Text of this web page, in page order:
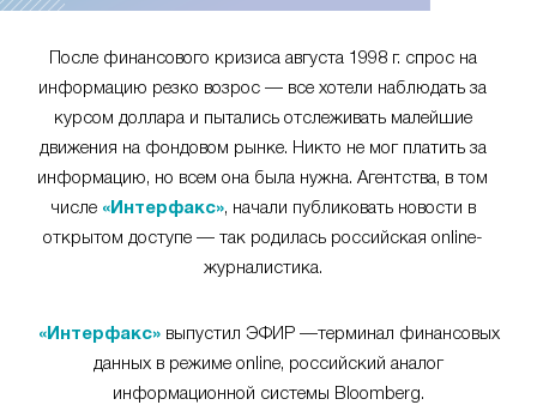
После финансового кризиса августа 1998 г. спрос на
информацию резко возрос — все хотели наблюдать за
курсом доллара и пытались отслеживать малейшие
движения на фондовом рынке. Никто не мог платить за
информацию, но всем она была нужна. Агентства, в том
числе «Интерфакс», начали публиковать новости в
открытом доступе — так родилась российская online-
журналистика.
«Интерфакс»выпустил ЭФИР —терминал финансовых
данных в режиме online, российский аналог
информационной системы Bloomberg.